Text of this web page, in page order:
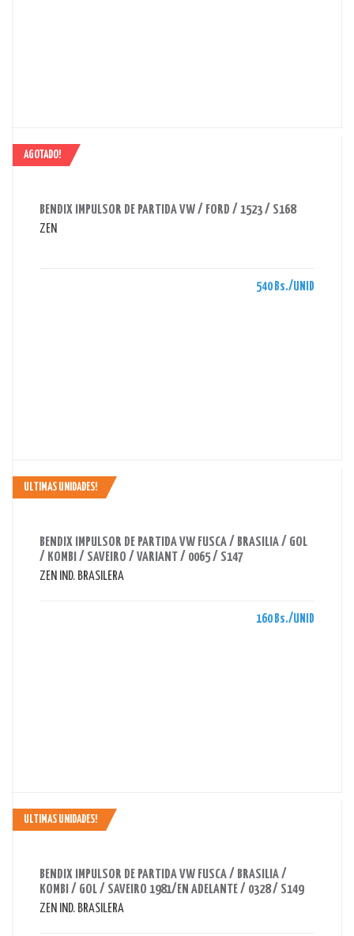
AGOTADO!
BENDIX IMPULSOR DE PARTIDA VW / FORD / 1523 / S168
ZEN
540 Bs./UNID
ULTIMAS UNIDADES!
BENDIX IMPULSOR DE PARTIDA VW FUSCA / BRASILIA / GOL
/ KOMBI / SAVEIRO / VARIANT / 0065 / S147
ZEN IND. BRASILERA
160 Bs./UNID
ULTIMAS UNIDADES!
BENDIX IMPULSOR DE PARTIDA VW FUSCA / BRASILIA /
KOMBI / GOL / SAVEIRO 1981/EN ADELANTE / 0328 / S149
ZEN IND. BRASILERA